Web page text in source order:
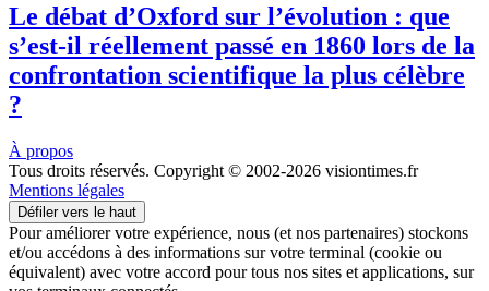
Le débat d’Oxford sur l’évolution : que
s’est-il réellement passé en 1860 lors de la
confrontation scientifique la plus célèbre
?
À propos
Tous droits réservés. Copyright © 2002-2026 visiontimes.fr
Mentions légales
Défiler vers le haut
Pour améliorer votre expérience, nous (et nos partenaires) stockons
et/ou accédons à des informations sur votre terminal (cookie ou
équivalent) avec votre accord pour tous nos sites et applications, sur